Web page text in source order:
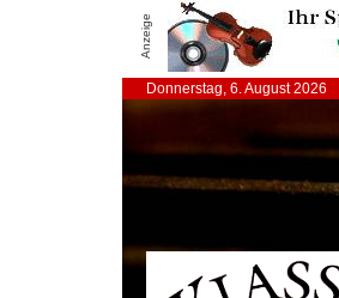
Anzeige
Donnerstag, 6. August 2026